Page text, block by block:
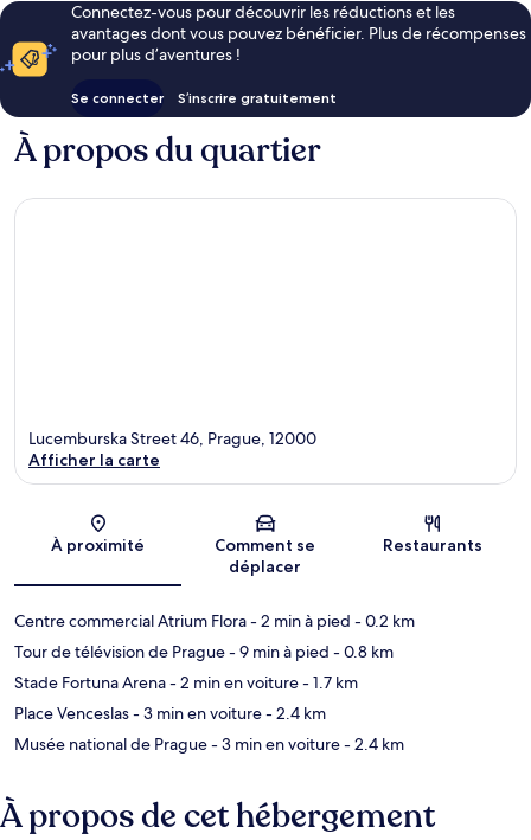
Connectez-vous pour découvrir les réductions et les
avantages dont vous pouvez bénéficier. Plus de récompenses
pour plus d’aventures !
Se connecter S’inscrire gratuitement
À propos du quartier
Carte
Lucemburska Street 46, Prague, 12000
Afficher la carte
À proximité
Comment se
déplacer
Restaurants
Centre commercial Atrium Flora- 2 min à pied - 0.2 km
Tour de télévision de Prague- 9 min à pied - 0.8 km
Stade Fortuna Arena- 2 min en voiture- 1.7 km
Place Venceslas- 3 min en voiture- 2.4 km
Musée national de Prague- 3 min en voiture- 2.4 km
À propos de cet hébergement